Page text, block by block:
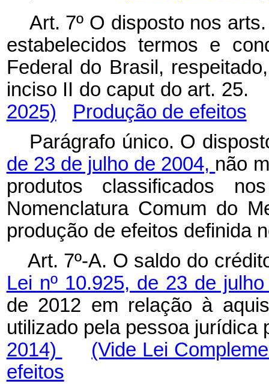
Art. 7º O disposto nos
estabelecidos termos e
Federal do Brasil,
inciso II do caput do art.
2025)
Produção de efeitos
Parágrafo único. O
de 23 de julho de 2004, não
produtos classificados
Nomenclatura Comum do
produção de efeitos definida
Art. 7º-A. O saldo do
Lei nº 10.925, de 23 de
de 2012 em relação à
utilizado pela pessoa jurídica
2014)
(Vide Lei
efeitos